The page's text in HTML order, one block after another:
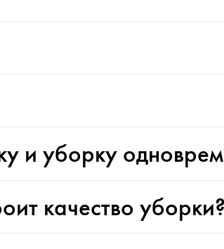
и уборку
качество уборки?